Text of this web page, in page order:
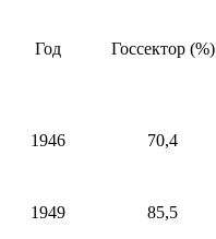
Год Госсектор (%)
1946 70,4
1949 85,5